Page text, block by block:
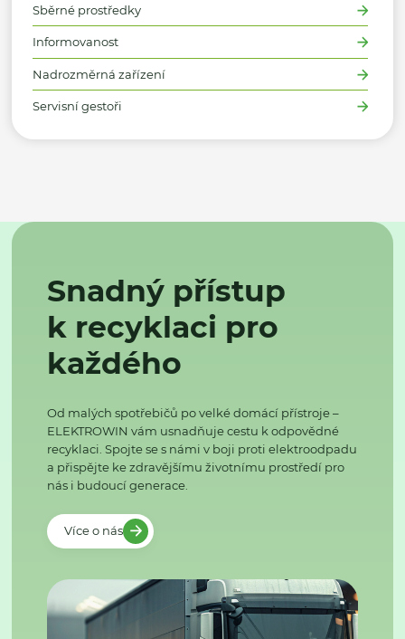
Sběrné prostředky
Informovanost
Nadrozměrná zařízení
Servisní gestoři
Snadný přístup
k recyklaci pro
každého
Od malých spotřebičů po velké domácí přístroje –
ELEKTROWIN vám usnadňuje cestu k odpovědné
recyklaci. Spojte se s námi v boji proti elektroodpadu
a přispějte ke zdravějšímu životnímu prostředí pro
nás i budoucí generace.
Více o nás